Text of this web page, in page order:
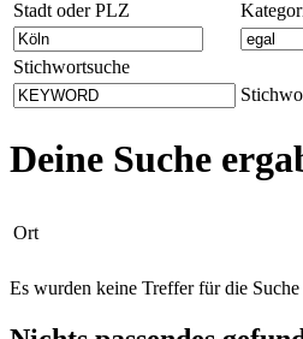
Stadt oder PLZ
Stichwortsuche
Deine Suche
Ort
Es wurden keine Treffer für die